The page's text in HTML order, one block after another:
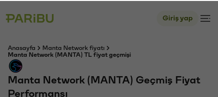
Giriş yap
Anasayfa
Manta Network fiyatı
Manta Network (MANTA) TL fiyat geçmişi
Manta Network (MANTA) Geçmiş Fiyat
Performansı